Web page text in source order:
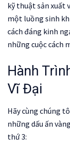
kỹ thuật sản xuất
một luồng sinh
cách đáng kinh
những cuộc cách
Hành
Vĩ Đại
Hãy cùng chúng
những dấu ấn
thứ 3: